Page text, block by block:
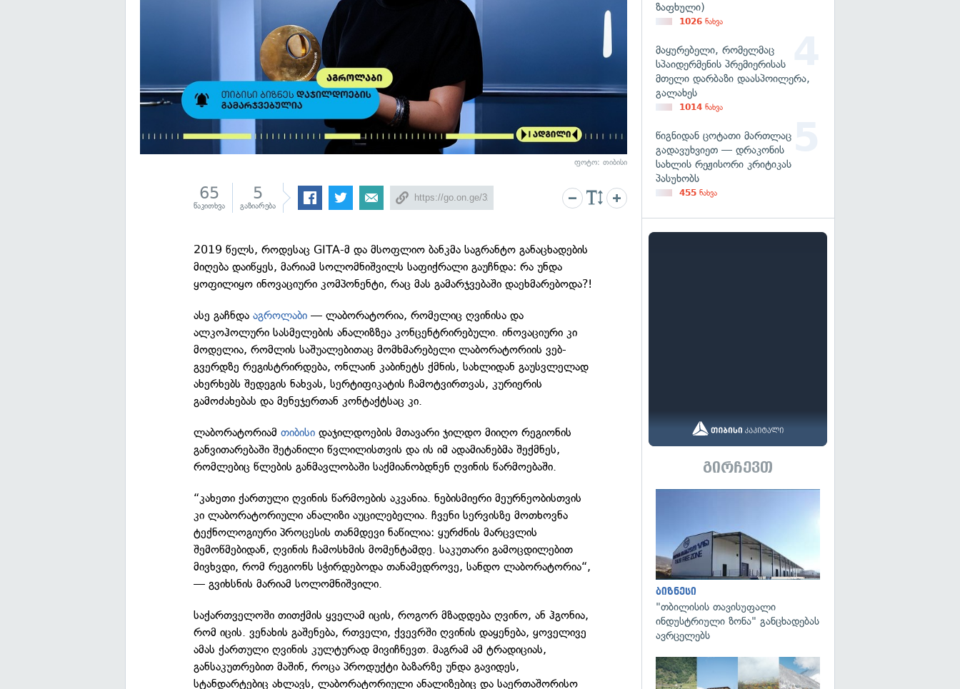
ფოტო: თიბისი
65
წაკითხვა
5
გაზიარება
2019 წელს, როდესაც GITA-მ და მსოფლიო ბანკმა საგრანტო განაცხადების
მიღება დაიწყეს, მარიამ სოლომნიშვილს საფიქრალი გაუჩნდა: რა უნდა
ყოფილიყო ინოვაციური კომპონენტი, რაც მას გამარჯვებაში დაეხმარებოდა?!
ასე გაჩნდააგროლაბი — ლაბორატორია, რომელიც ღვინისა და
ალკოჰოლური სასმელების ანალიზზეა კონცენტრირებული. ინოვაციური კი
მოდელია, რომლის საშუალებითაც მომხმარებელი ლაბორატორიის ვებ-
გვერდზე რეგისტრირდება, ონლაინ კაბინეტს ქმნის, სახლიდან გაუსვლელად
ახერხებს შედეგის ნახვას, სერტიფიკატის ჩამოტვირთვას, კურიერის
გამოძახებას და მენეჯერთან კონტაქტსაც კი.
ლაბორატორიამთიბისი დაჯილდოების მთავარი ჯილდო მიიღო რეგიონის
განვითარებაში შეტანილი წვლილისთვის და ის იმ ადამიანებმა შექმნეს,
რომლებიც წლების განმავლობაში საქმიანობდნენ ღვინის წარმოებაში.
“კახეთი ქართული ღვინის წარმოების აკვანია. ნებისმიერი მეურნეობისთვის
კი ლაბორატორიული ანალიზი აუცილებელია. ჩვენი სერვისზე მოთხოვნა
ტექნოლოგიური პროცესის თანმდევი ნაწილია: ყურძნის მარცვლის
შემოწმებიდან, ღვინის ჩამოსხმის მომენტამდე. საკუთარი გამოცდილებით
მივხვდი, რომ რეგიონს სჭირდებოდა თანამედროვე, სანდო ლაბორატორია“,
— გვიხსნის მარიამ სოლომნიშვილი.
საქართველოში თითქმის ყველამ იცის, როგორ მზადდება ღვინო, ან ჰგონია,
რომ იცის. ვენახის გაშენება, რთველი, ქვევრში ღვინის დაყენება, ყოველივე
ამას ქართული ღვინის კულტურად მივიჩნევთ. მაგრამ ამ ტრადიციას,
განსაკუთრებით მაშინ, როცა პროდუქტი ბაზარზე უნდა გავიდეს,
სტანდარტებიც ახლავს, ლაბორატორიული ანალიზებიც და საერთაშორისო
ზაფხული)
1026 ნახვა
მაყურებელი, რომელმაც
სპაიდერმენის პრემიერისას
მთელი დარბაზი დაასპოილერა,
გალახეს
1014 ნახვა
წიგნიდან ცოტათი მართლაც
გადავუხვიეთ — დრაკონის
სახლის რეჟისორი კრიტიკას
პასუხობს
455 ნახვა
გირჩევთ
ბიზნესი
"თბილისის თავისუფალი
ინდუსტრიული ზონა" განცხადებას
ავრცელებს